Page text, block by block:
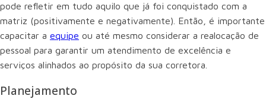
pode refletir em tudo aquilo que já foi conquistado com a
matriz (positivamente e negativamente). Então, é importante
capacitar a equipe ou até mesmo considerar a realocação de
pessoal para garantir um atendimento de excelência e
serviços alinhados ao propósito da sua corretora.
Planejamento